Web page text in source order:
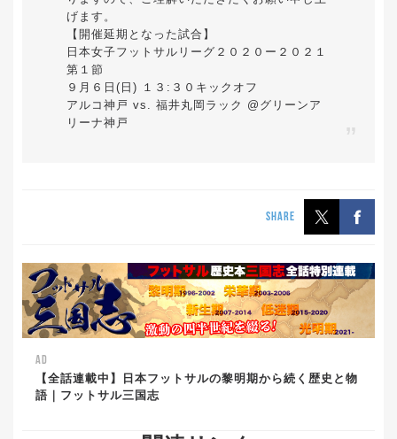
げます。
【開催延期となった試合】
日本女子フットサルリーグ２０２０ー２０２１
第１節
９月６日(日) １３:３０キックオフ
アルコ神戸 vs. 福井丸岡ラック @グリーンア
リーナ神戸
SHARE
AD
【全話連載中】日本フットサルの黎明期から続く歴史と物
語｜フットサル三国志